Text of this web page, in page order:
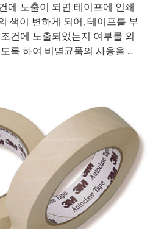
에 노출이 되면 테이프에 인쇄
색이 변하게 되어, 테이프를 부
건에 노출되었는지 여부를 외
록 하여 비멸균품의 사용을 방